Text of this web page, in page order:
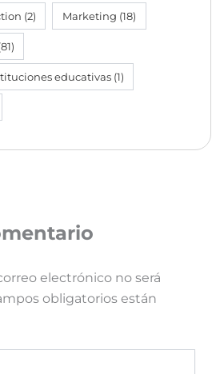
(2) Marketing (18)
educativas(1)
electrónico no será
obligatorios están